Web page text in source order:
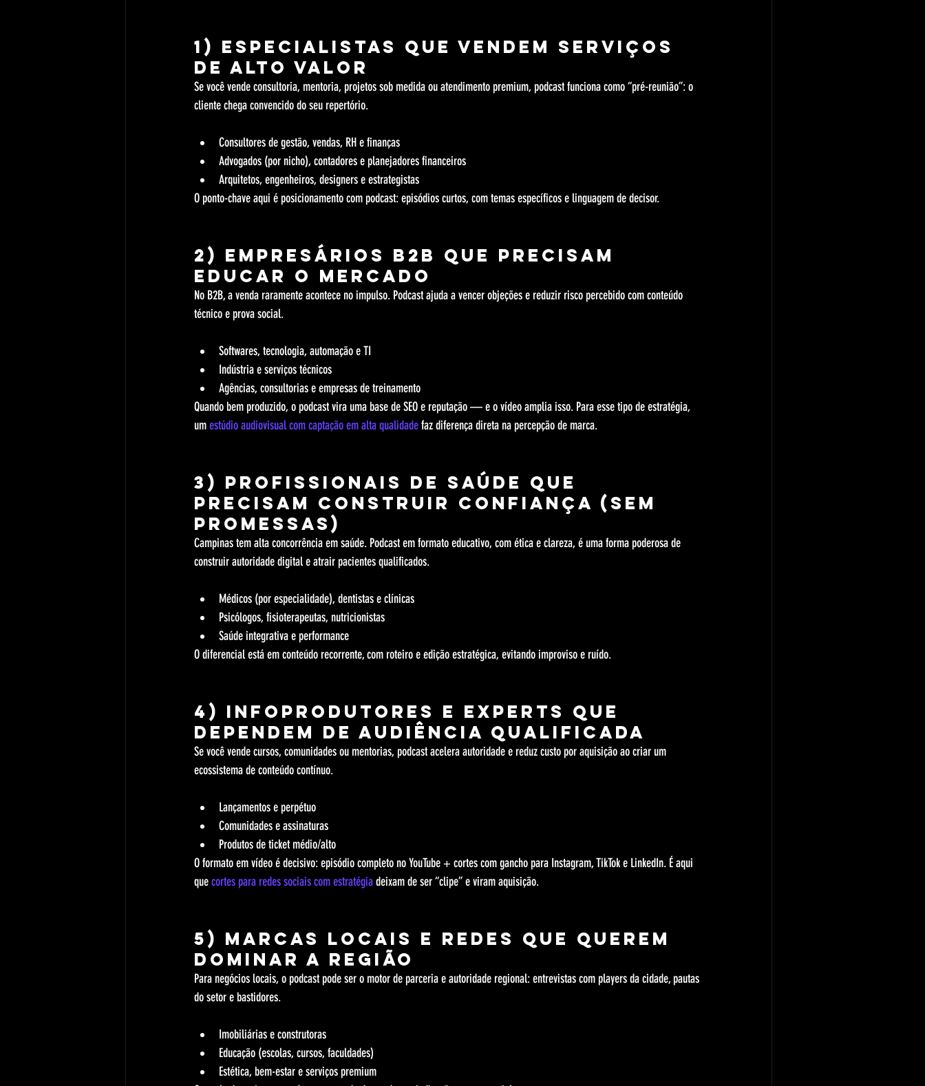
1) Especialistas que vendem serviços
de alto valor
Se você vende consultoria, mentoria, projetos sob medida ou atendimento premium, podcast funciona como “pré-reunião”: o
cliente chega convencido do seu repertório.
Consultores de gestão, vendas, RH e finanças
Advogados (por nicho), contadores e planejadores financeiros
Arquitetos, engenheiros, designers e estrategistas
O ponto-chave aqui é posicionamento com podcast: episódios curtos, com temas específicos e linguagem de decisor.
2) Empresários B2B que precisam
educar o mercado
No B2B, a venda raramente acontece no impulso. Podcast ajuda a vencer objeções e reduzir risco percebido com conteúdo
técnico e prova social.
Softwares, tecnologia, automação e TI
Indústria e serviços técnicos
Agências, consultorias e empresas de treinamento
Quando bem produzido, o podcast vira uma base de SEO e reputação — e o vídeo amplia isso. Para esse tipo de estratégia,
um estúdio audiovisual com captação em alta qualidade faz diferença direta na percepção de marca.
3) Profissionais de saúde que
precisam construir confiança (sem
promessas)
Campinas tem alta concorrência em saúde. Podcast em formato educativo, com ética e clareza, é uma forma poderosa de
construir autoridade digital e atrair pacientes qualificados.
Médicos (por especialidade), dentistas e clínicas
Psicólogos, fisioterapeutas, nutricionistas
Saúde integrativa e performance
O diferencial está em conteúdo recorrente, com roteiro e edição estratégica, evitando improviso e ruído.
4) Infoprodutores e experts que
dependem de audiência qualificada
Se você vende cursos, comunidades ou mentorias, podcast acelera autoridade e reduz custo por aquisição ao criar um
ecossistema de conteúdo contínuo.
Lançamentos e perpétuo
Comunidades e assinaturas
Produtos de ticket médio/alto
O formato em vídeo é decisivo: episódio completo no YouTube + cortes com gancho para Instagram, TikTok e LinkedIn. É aqui
que cortes para redes sociais com estratégia deixam de ser “clipe” e viram aquisição.
5) Marcas locais e redes que querem
dominar a região
Para negócios locais, o podcast pode ser o motor de parceria e autoridade regional: entrevistas com players da cidade, pautas
do setor e bastidores.
Imobiliárias e construtoras
Educação (escolas, cursos, faculdades)
Estética, bem-estar e serviços premium